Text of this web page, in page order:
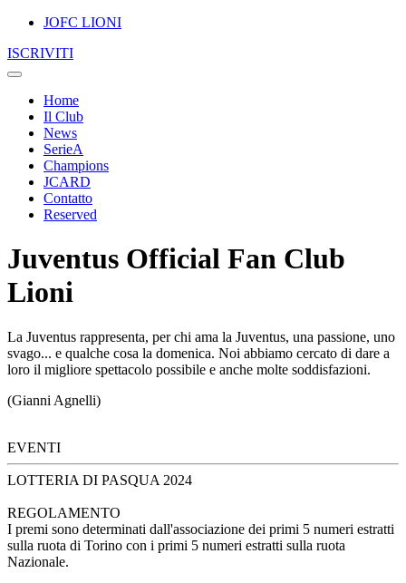
JOFC LIONI
ISCRIVITI
Home
Il Club
News
SerieA
Champions
JCARD
Contatto
Reserved
Juventus Official Fan Club
Lioni
La Juventus rappresenta, per chi ama la Juventus, una passione, uno
svago... e qualche cosa la domenica. Noi abbiamo cercato di dare a
loro il migliore spettacolo possibile e anche molte soddisfazioni.
(Gianni Agnelli)
EVENTI
LOTTERIA DI PASQUA 2024
REGOLAMENTO
I premi sono determinati dall'associazione dei primi 5 numeri estratti
sulla ruota di Torino con i primi 5 numeri estratti sulla ruota
Nazionale.